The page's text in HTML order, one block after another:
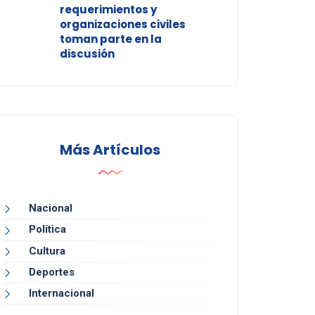
requerimientos y
organizaciones civiles
toman parte en la
discusión
Más Artículos
Nacional
Política
Cultura
Deportes
Internacional